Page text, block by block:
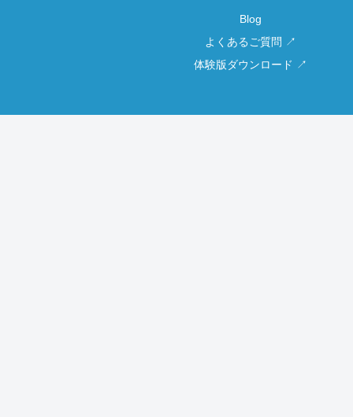
Blog
よくあるご質問 ↗
体験版ダウンロード ↗